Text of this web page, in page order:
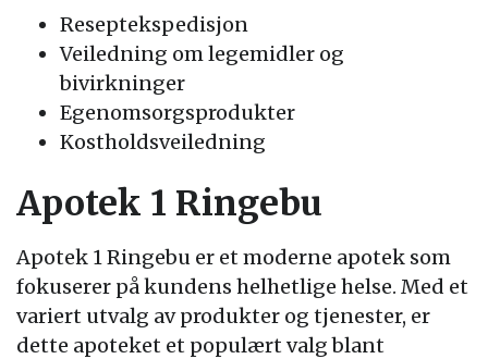
Reseptekspedisjon
Veiledning om legemidler og
bivirkninger
Egenomsorgsprodukter
Kostholdsveiledning
Apotek 1 Ringebu
Apotek 1 Ringebu er et moderne apotek som
fokuserer på kundens helhetlige helse. Med et
variert utvalg av produkter og tjenester, er
dette apoteket et populært valg blant